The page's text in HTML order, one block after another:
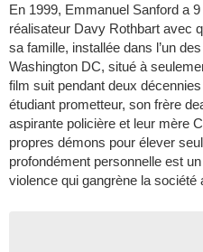
En 1999, Emmanuel Sanford a
réalisateur Davy Rothbart avec
sa famille, installée dans l’un
Washington DC, situé à
film suit pendant deux
étudiant prometteur, son frère
aspirante policière et leur mère
propres démons pour élever
profondément personnelle est
violence qui gangrène la société